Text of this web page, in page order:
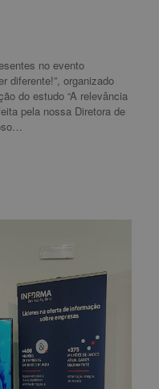
no evento
diferente!”, organizado
do estudo “A relevância
pela nossa Diretora de